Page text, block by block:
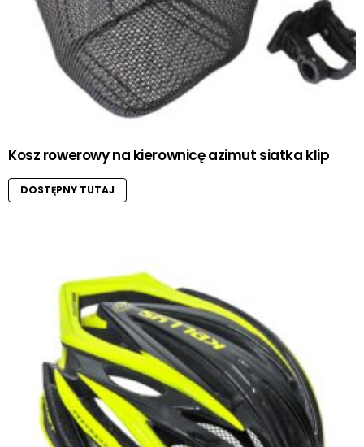
Kosz rowerowy na kierownicę azimut siatka klip
DOSTĘPNY TUTAJ